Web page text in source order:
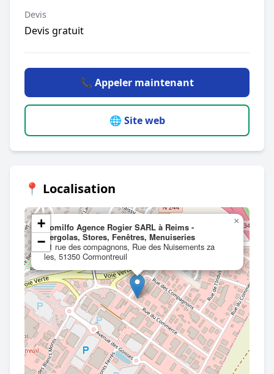
Devis
Devis gratuit
📞 Appeler maintenant
🌐 Site web
📍 Localisation
Komilfo Agence Rogier SARL à Reims -
Pergolas, Stores, Fenêtres, Menuiseries
31 rue des compagnons, Rue des Nuisements za
les, 51350 Cormontreuil
×
+
−